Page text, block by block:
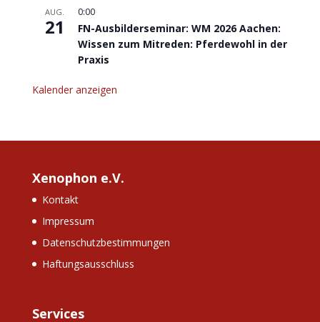
AUG.
21
0:00
FN-Ausbilderseminar: WM 2026 Aachen:
Wissen zum Mitreden: Pferdewohl in der
Praxis
Kalender anzeigen
Xenophon e.V.
Kontakt
Impressum
Datenschutzbestimmungen
Haftungsausschluss
Services